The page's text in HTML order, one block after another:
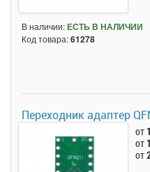
В наличии:ЕСТЬ В НАЛИЧИИ
Код товара:61278
Переходник адаптер
от 1
от
от